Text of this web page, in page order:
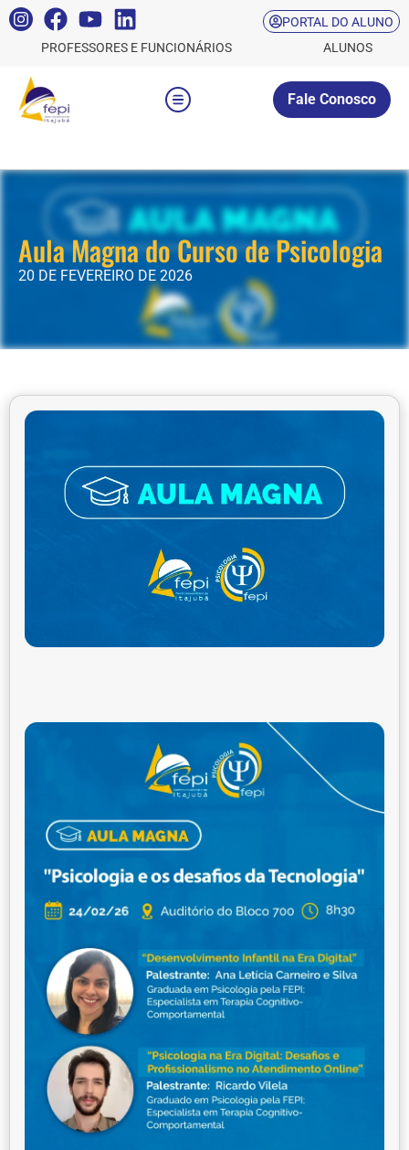
PORTAL DO ALUNO
PROFESSORES E FUNCIONÁRIOS
ALUNOS
Fale Conosco
Aula Magna do Curso de Psicologia
20 DE FEVEREIRO DE 2026